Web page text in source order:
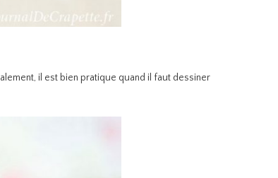
il est bien pratique quand il faut dessiner